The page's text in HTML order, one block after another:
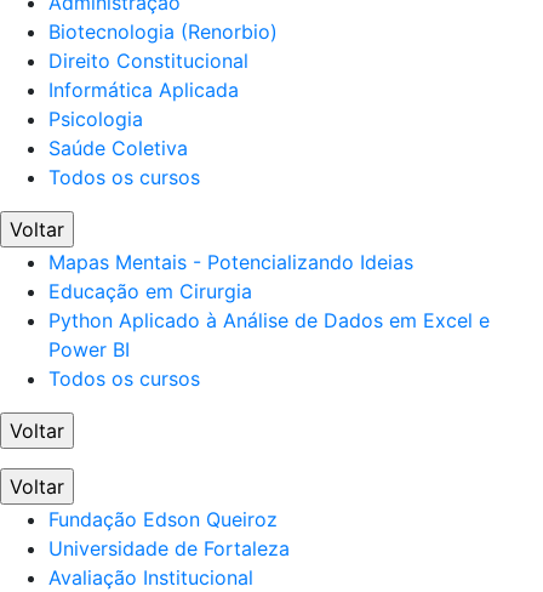
Biotecnologia (Renorbio)
Direito Constitucional
Informática Aplicada
Psicologia
Saúde Coletiva
Todos os cursos
Voltar
Mapas Mentais - Potencializando Ideias
Educação em Cirurgia
Python Aplicado à Análise de Dados em Excel e
Power BI
Todos os cursos
Voltar
Voltar
Fundação Edson Queiroz
Universidade de Fortaleza
Avaliação Institucional